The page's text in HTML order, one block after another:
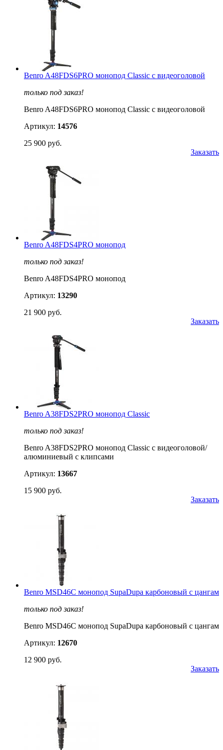
Benro A48FDS6PRO монопод Classic с видеоголовой
только под заказ!
Benro A48FDS6PRO монопод Classic с видеоголовой
Артикул: 14576
25 900 руб.
Заказать
Benro A48FDS4PRO монопод
только под заказ!
Benro A48FDS4PRO монопод
Артикул: 13290
21 900 руб.
Заказать
Benro A38FDS2PRO монопод Classic
только под заказ!
Benro A38FDS2PRO монопод Classic с видеоголовой/
алюминиевый с клипсами
Артикул: 13667
15 900 руб.
Заказать
Benro MSD46C монопод SupaDupa карбоновый с цангам
только под заказ!
Benro MSD46C монопод SupaDupa карбоновый с цангам
Артикул: 12670
12 900 руб.
Заказать